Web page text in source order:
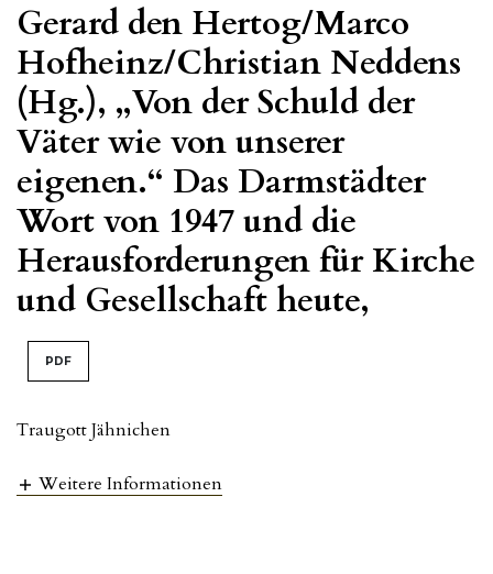
Gerard den Hertog/Marco
Hofheinz/Christian Neddens
(Hg.), „Von der Schuld der
Väter wie von unserer
eigenen.“ Das Darmstädter
Wort von 1947 und die
Herausforderungen für Kirche
und Gesellschaft heute,
PDF
Traugott Jähnichen
Weitere Informationen